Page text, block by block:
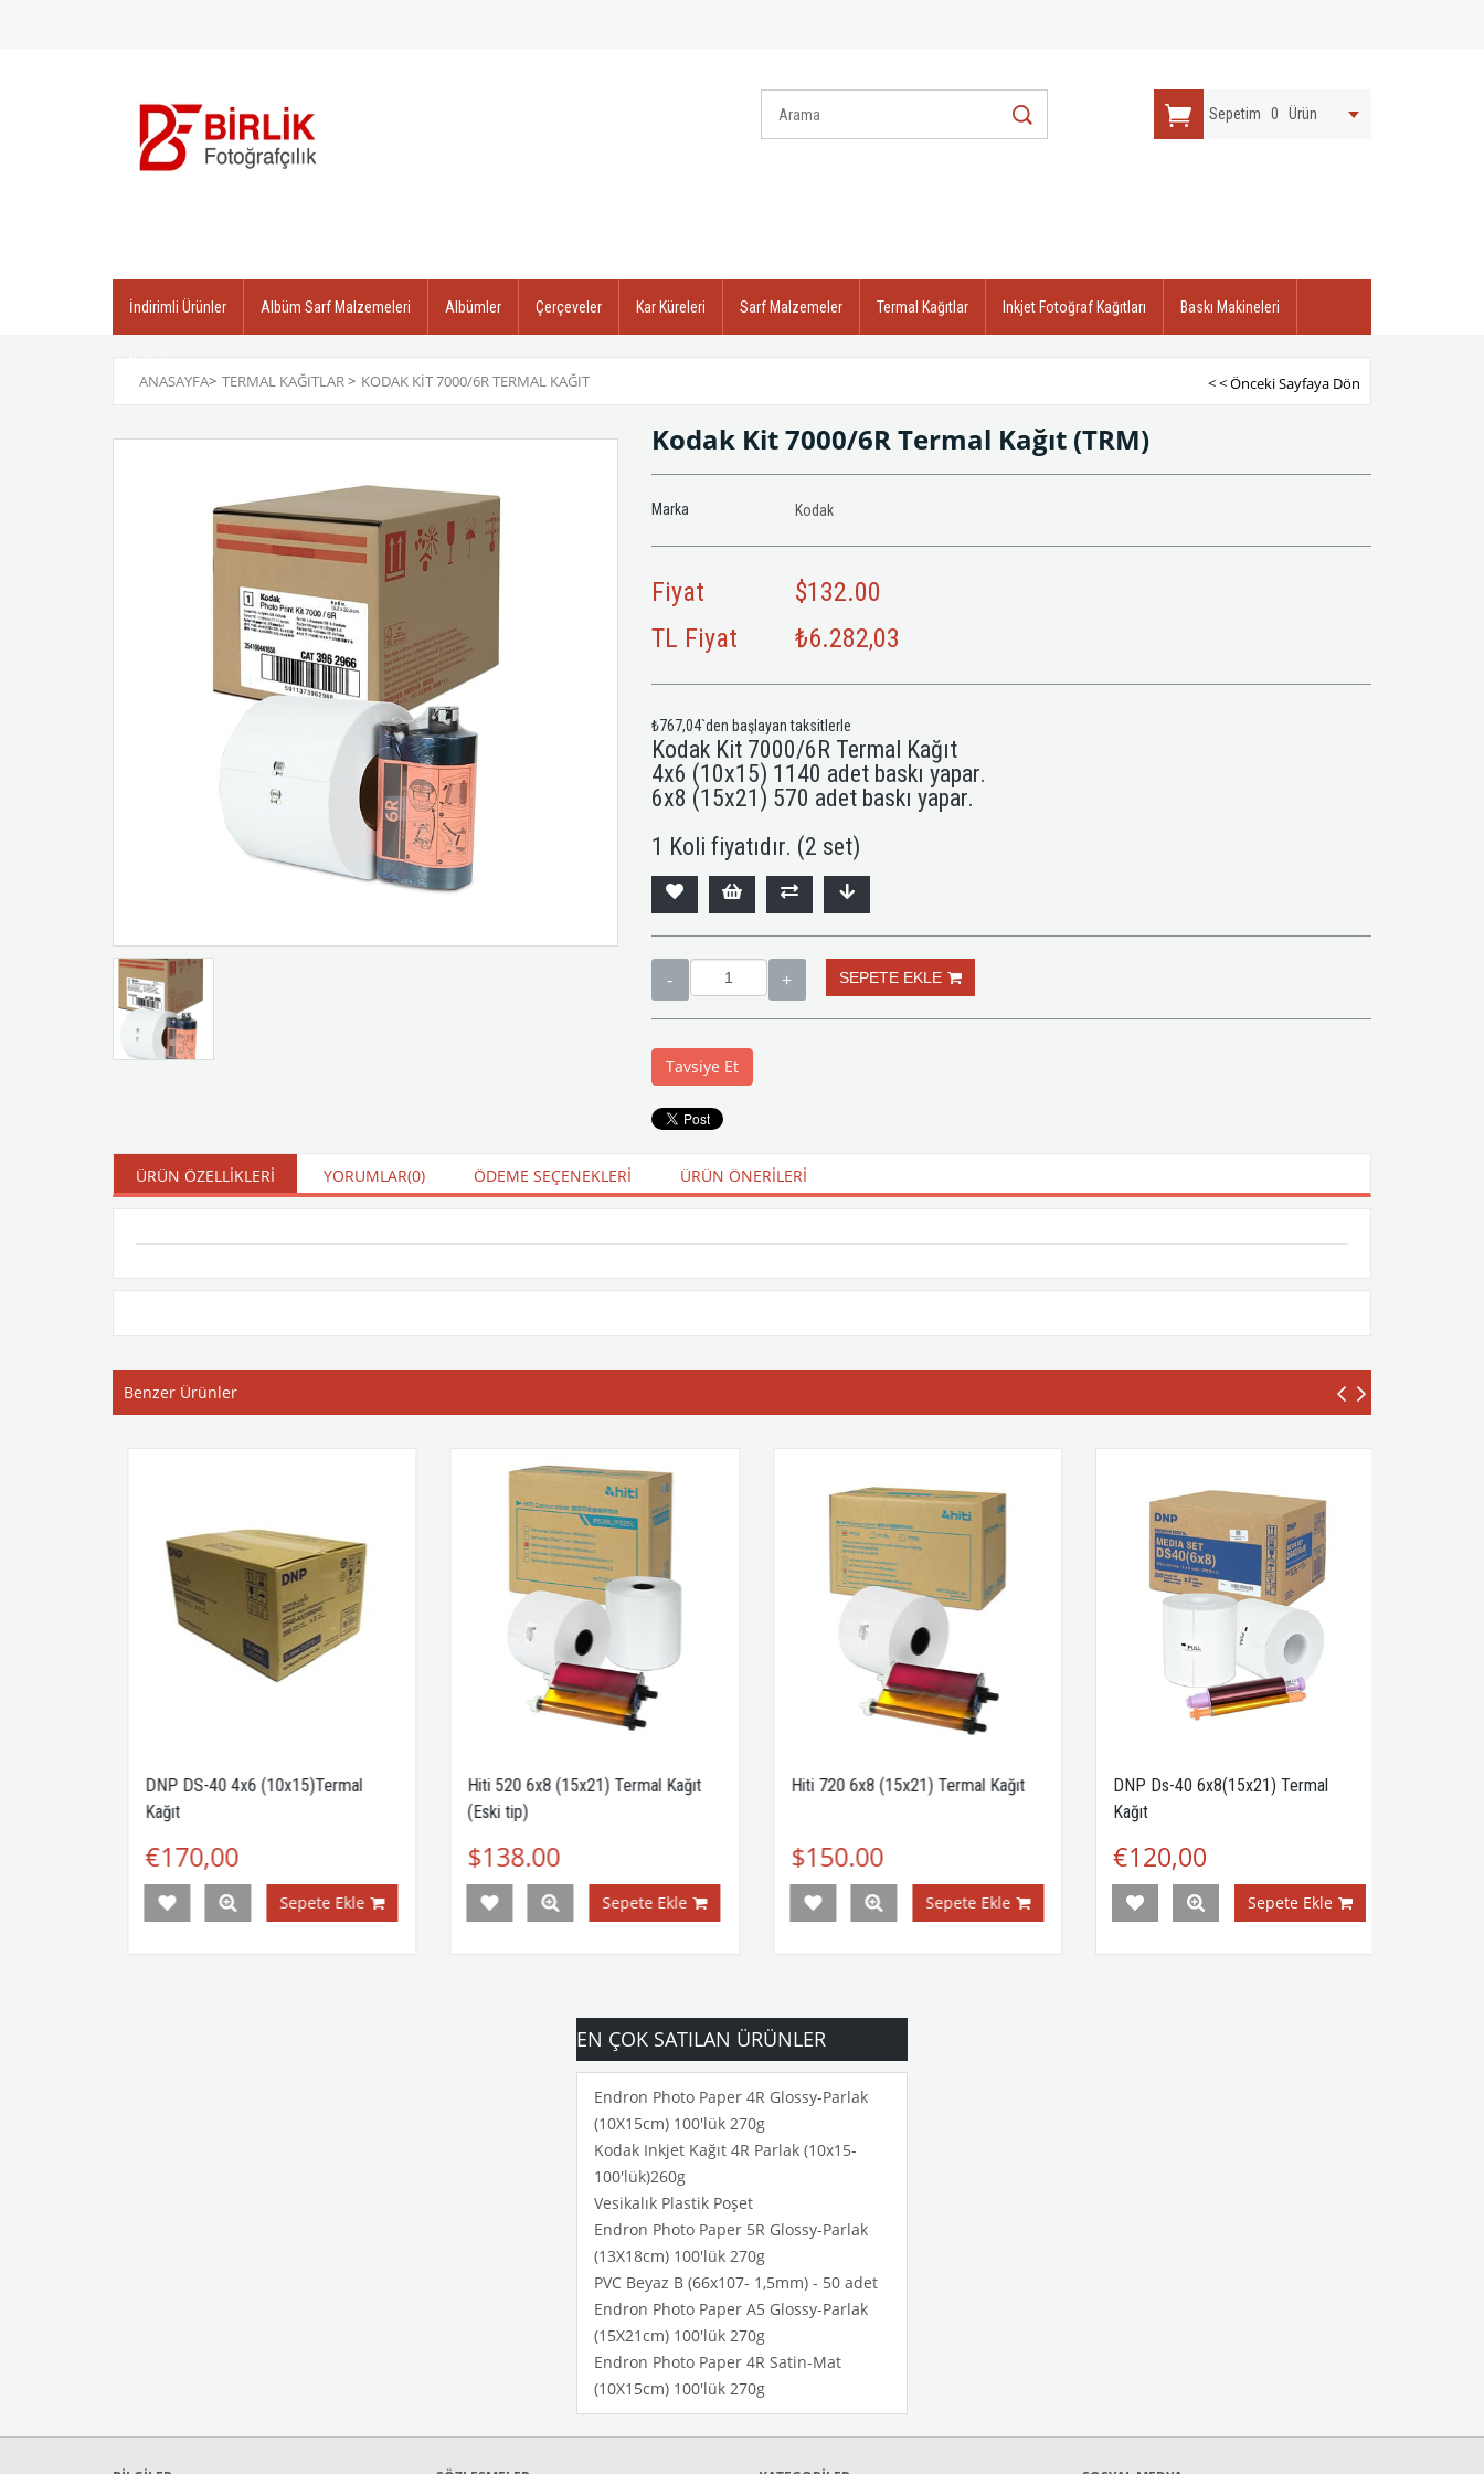
Sepetim 0 Ürün
İndirimli Ürünler Albüm Sarf Malzemeleri Albümler Çerçeveler Kar Küreleri Sarf Malzemeler Termal Kağıtlar Inkjet Fotoğraf Kağıtları Baskı Makineleri
ANASAYFA> TERMAL KAĞITLAR> KODAK KIT 7000/6R TERMAL KAĞIT < < Önceki Sayfaya Dön
Kodak Kit 7000/6R Termal Kağıt (TRM)
Marka Kodak
Fiyat
$132.00
TL Fiyat
₺6.282,03
₺767,04`den başlayan taksitlerle
Kodak Kit 7000/6R Termal Kağıt
4x6 (10x15) 1140 adet baskı yapar.
6x8 (15x21) 570 adet baskı yapar.
1 Koli fiyatıdır. (2 set)
Tavsiye Et
ÜRÜN ÖZELLIKLERI YORUMLAR(0) ÖDEME SEÇENEKLERI ÜRÜN ÖNERILERI
Benzer Ürünler
DNP DS-40 4x6 (10x15)Termal
Kağıt
€170,00
Sepete Ekle
Hiti 520 6x8 (15x21) Termal Kağıt
(Eski tip)
$138.00
Sepete Ekle
Hiti 720 6x8 (15x21) Termal Kağıt
$150.00
Sepete Ekle
DNP Ds-40 6x8(15x21) Termal
Kağıt
€120,00
Sepete Ekle
EN ÇOK SATILAN ÜRÜNLER
Endron Photo Paper 4R Glossy-Parlak
(10X15cm) 100'lük 270g
Kodak Inkjet Kağıt 4R Parlak (10x15-
100'lük)260g
Vesikalık Plastik Poşet
Endron Photo Paper 5R Glossy-Parlak
(13X18cm) 100'lük 270g
PVC Beyaz B (66x107- 1,5mm) - 50 adet
Endron Photo Paper A5 Glossy-Parlak
(15X21cm) 100'lük 270g
Endron Photo Paper 4R Satin-Mat
(10X15cm) 100'lük 270g